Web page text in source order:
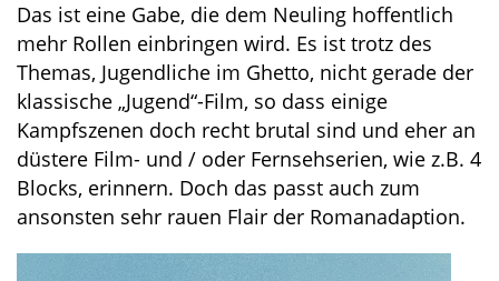
Das ist eine Gabe, die dem Neuling hoffentlich
mehr Rollen einbringen wird. Es ist trotz des
Themas, Jugendliche im Ghetto, nicht gerade der
klassische „Jugend“-Film, so dass einige
Kampfszenen doch recht brutal sind und eher an
düstere Film- und / oder Fernsehserien, wie z.B. 4
Blocks, erinnern. Doch das passt auch zum
ansonsten sehr rauen Flair der Romanadaption.